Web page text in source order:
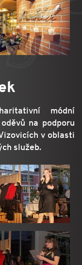
módní
na podporu
v oblasti
služeb.